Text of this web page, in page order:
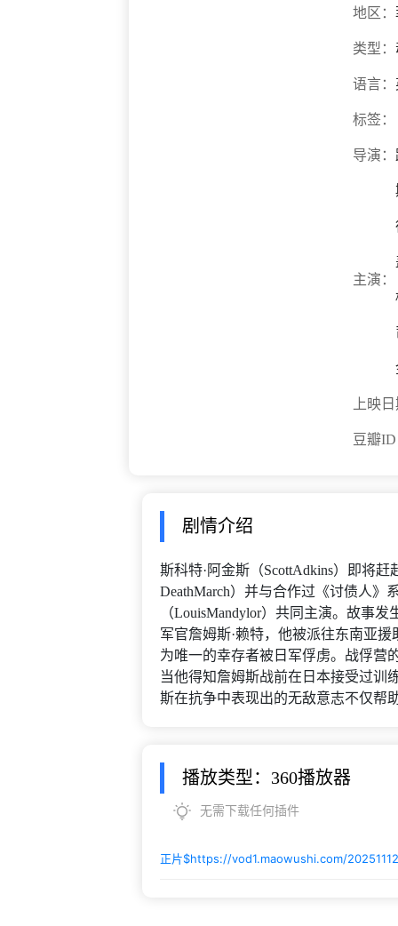
地区：
类型：
语言：
标签：
导演：
主演：
上映
豆瓣
剧情介绍
斯科特·阿金斯（ScottAdkins）即将
DeathMarch）并与合作过《讨债人》
（LouisMandylor）共同主演。故事
军官詹姆斯·赖特，他被派往东南亚
为唯一的幸存者被日军俘虏。战俘营
当他得知詹姆斯战前在日本接受过训
斯在抗争中表现出的无敌意志不仅帮
播放类型：360播放器
无需下载任何插件
正片$https://vod1.maowushi.com/